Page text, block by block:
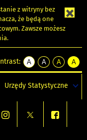
z witryny bez
że będą one
Zawsze możesz
A
kontrast
A
kontrast
tekst
czarnym
A
kontrast
tekst
czarnym
A
tekst
żółtym
Urzędy Statystyczne